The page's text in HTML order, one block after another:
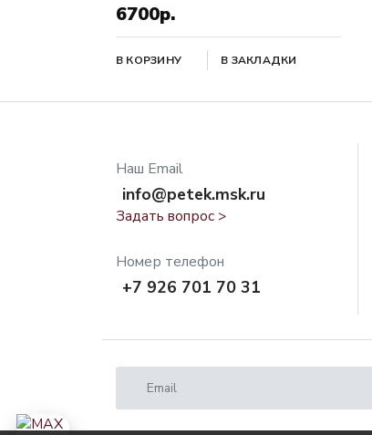
6700р.
В КОРЗИНУ В ЗАКЛАДКИ
Наш Email
info@petek.msk.ru
Задать вопрос >
Номер телефон
+7 926 701 70 31